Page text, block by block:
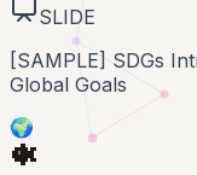
SLIDE
[SAMPLE] SDGs
Global Goals
🌍